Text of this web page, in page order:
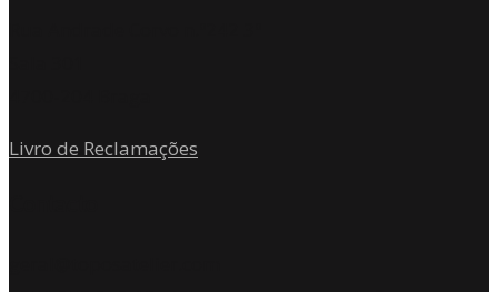
Livro de Reclamações